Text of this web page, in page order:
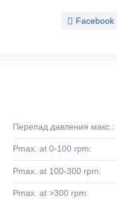
Facebook
Перепад давления макс.:
Pmax. at 0-100 rpm:
Pmax. at 100-300 rpm:
Pmax. at >300 rpm: